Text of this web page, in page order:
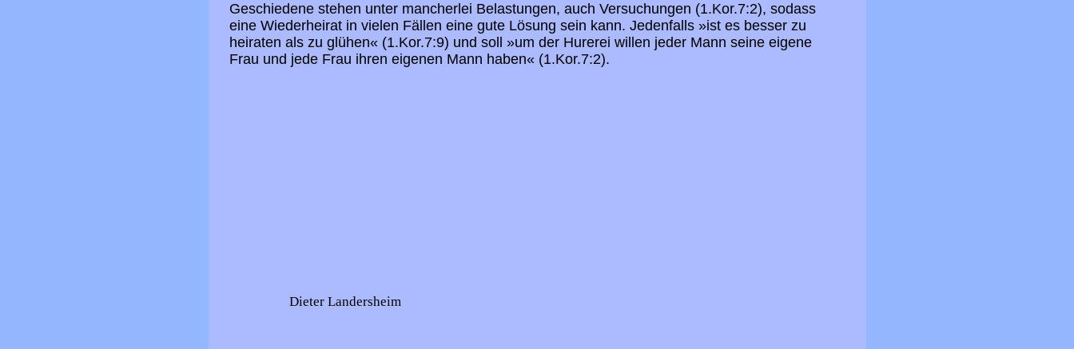
Geschiedene stehen unter mancherlei Belastungen, auch Versuchungen (1.Kor.7:2), sodass
eine Wiederheirat in vielen Fällen eine gute Lösung sein kann. Jedenfalls »ist es besser zu
heiraten als zu glühen« (1.Kor.7:9) und soll »um der Hurerei willen jeder Mann seine eigene
Frau und jede Frau ihren eigenen Mann haben« (1.Kor.7:2).
Dieter Landersheim